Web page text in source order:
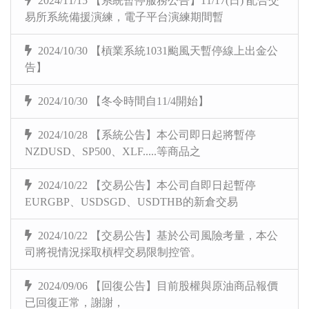
易所系統備援演練，電子平台演練期間暫
2024/10/30 【槓業系統1031颱風天暫停線上出金公
告】
2024/10/30 【冬令時間自11/4開始】
2024/10/28 【系統公告】本公司即日起將暫停
NZDUSD、SP500、XLF.....等商品之
2024/10/22 【交易公告】本公司自即日起暫停
EURGBP、USDSGD、USDTHB的新倉交易
2024/10/22 【交易公告】基於公司風險考量，本公
司將視情況採取槓桿交易限制控管。
2024/09/06 【回復公告】目前股權與原油商品報價
已回復正常，謝謝，